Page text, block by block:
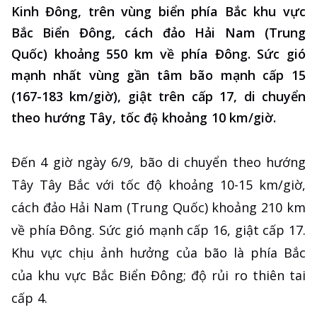
Kinh Đông, trên vùng biển phía Bắc khu vực
Bắc Biển Đông, cách đảo Hải Nam (Trung
Quốc) khoảng 550 km về phía Đông. Sức gió
mạnh nhất vùng gần tâm bão mạnh cấp 15
(167-183 km/giờ), giật trên cấp 17, di chuyển
theo hướng Tây, tốc độ khoảng 10 km/giờ.
Đến 4 giờ ngày 6/9, bão di chuyển theo hướng
Tây Tây Bắc với tốc độ khoảng 10-15 km/giờ,
cách đảo Hải Nam (Trung Quốc) khoảng 210 km
về phía Đông. Sức gió mạnh cấp 16, giật cấp 17.
Khu vực chịu ảnh hưởng của bão là phía Bắc
của khu vực Bắc Biển Đông; độ rủi ro thiên tai
cấp 4.